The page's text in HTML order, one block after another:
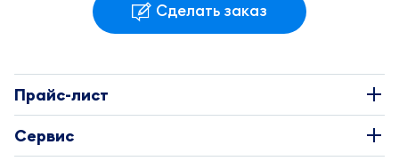
Сделать заказ
Прайс-лист
Этикетки
Сервис